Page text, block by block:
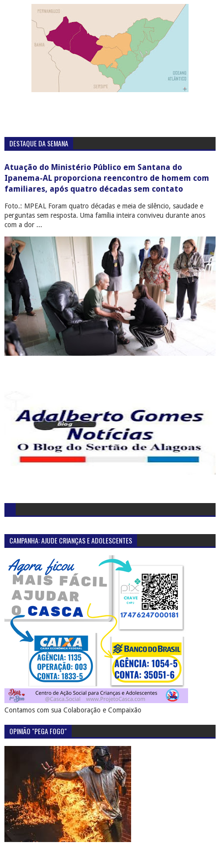
DESTAQUE DA SEMANA
Atuação do Ministério Público em Santana do
Ipanema-AL proporciona reencontro de homem com
familiares, após quatro décadas sem contato
Foto.: MPEAL Foram quatro décadas e meia de silêncio, saudade e
perguntas sem resposta. Uma família inteira conviveu durante anos
com a dor ...
CAMPANHA: AJUDE CRIANÇAS E ADOLESCENTES
Contamos com sua Colaboração e Compaixão
OPINIÃO "PEGA FOGO"